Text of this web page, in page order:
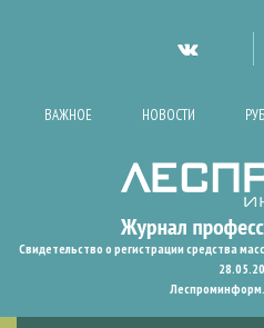
ВАЖНОЕ НОВОСТИ
Свидетельство о регистрации средства
Леспроминформ.